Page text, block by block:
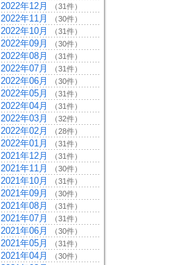
2022年12月 （31件）
2022年11月 （30件）
2022年10月 （31件）
2022年09月 （30件）
2022年08月 （31件）
2022年07月 （31件）
2022年06月 （30件）
2022年05月 （31件）
2022年04月 （31件）
2022年03月 （32件）
2022年02月 （28件）
2022年01月 （31件）
2021年12月 （31件）
2021年11月 （30件）
2021年10月 （31件）
2021年09月 （30件）
2021年08月 （31件）
2021年07月 （31件）
2021年06月 （30件）
2021年05月 （31件）
2021年04月 （30件）